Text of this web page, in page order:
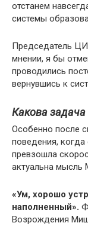
отстанем
системы
Председатель
мнении, я бы
проводились
вернувшись к
Какова
Особенно после
поведения, когда
превзошла
актуальна мысль
«Ум, хорошо
наполненный».
Возрождения